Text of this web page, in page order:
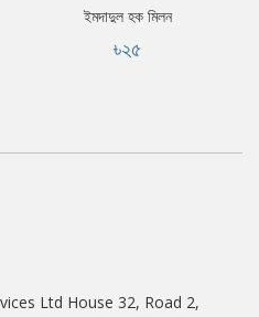
ইমদাদুল হক মিলন
৳২৫
Ltd House 32, Road 2,